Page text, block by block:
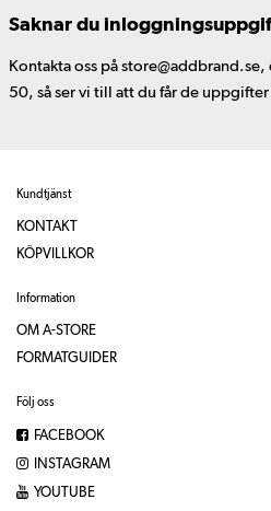
Saknar du
Kontakta oss på
50, så ser vi till att du får de
Kundtjänst
KONTAKT
KÖPVILLKOR
Information
OM A-STORE
FORMATGUIDER
Följ oss
FACEBOOK
INSTAGRAM
YOUTUBE